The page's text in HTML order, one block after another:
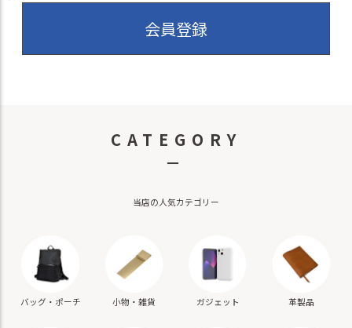
会員登録
CATEGORY
－
当店の人気カテゴリー
バッグ・ポーチ 小物・雑貨 ガジェット 革製品